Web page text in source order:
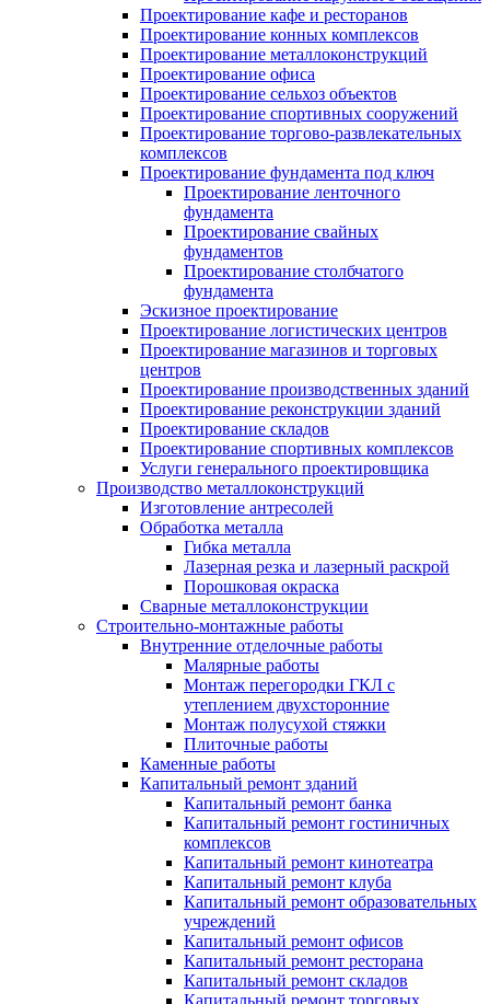
Проектирование кафе и ресторанов
Проектирование конных комплексов
Проектирование металлоконструкций
Проектирование офиса
Проектирование сельхоз объектов
Проектирование спортивных сооружений
Проектирование торгово-развлекательных
комплексов
Проектирование фундамента под ключ
Проектирование ленточного
фундамента
Проектирование свайных
фундаментов
Проектирование столбчатого
фундамента
Эскизное проектирование
Проектирование логистических центров
Проектирование магазинов и торговых
центров
Проектирование производственных зданий
Проектирование реконструкции зданий
Проектирование складов
Проектирование спортивных комплексов
Услуги генерального проектировщика
Производство металлоконструкций
Изготовление антресолей
Обработка металла
Гибка металла
Лазерная резка и лазерный раскрой
Порошковая окраска
Сварные металлоконструкции
Строительно-монтажные работы
Внутренние отделочные работы
Малярные работы
Монтаж перегородки ГКЛ с
утеплением двухсторонние
Монтаж полусухой стяжки
Плиточные работы
Каменные работы
Капитальный ремонт зданий
Капитальный ремонт банка
Капитальный ремонт гостиничных
комплексов
Капитальный ремонт кинотеатра
Капитальный ремонт клуба
Капитальный ремонт образовательных
учреждений
Капитальный ремонт офисов
Капитальный ремонт ресторана
Капитальный ремонт складов